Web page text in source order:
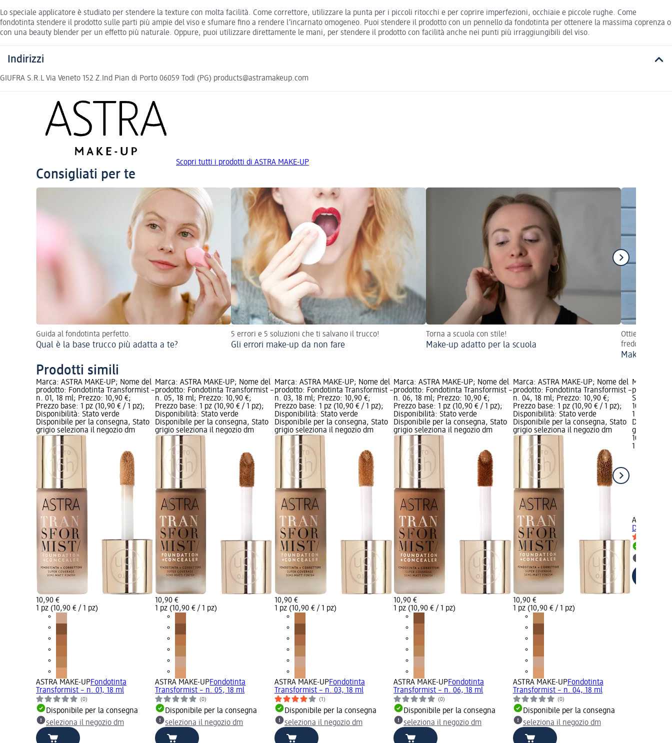
Lo speciale applicatore è studiato per stendere la texture con molta facilità. Come correttore, utilizzare la punta per i piccoli ritocchi e per coprire imperfezioni, occhiaie e piccole rughe. Come
fondotinta stendere il prodotto sulle parti più ampie del viso e sfumare fino a rendere l’incarnato omogeneo. Puoi stendere il prodotto con un pennello da fondotinta per ottenere la massima coprenza o
con una beauty blender per un effetto più naturale. Oppure, puoi utilizzare direttamente le mani, per stendere il prodotto con facilità anche nei punti più irraggiungibili del viso.
Indirizzi
GIUFRA S.R.L Via Veneto 152 Z.Ind Pian di Porto 06059 Todi (PG) products@astramakeup.com
Scopri tutti i prodotti di ASTRA MAKE-UP
Consigliati per te
Guida al fondotinta perfetto.
Qual è la base trucco più adatta a te?
5 errori e 5 soluzioni che ti salvano il trucco!
Gli errori make-up da non fare
Torna a scuola con stile!
Make-up adatto per la scuola
Ottieni un
fredde!
Make-up
Prodotti simili
Marca: ASTRA MAKE-UP; Nome del
prodotto: Fondotinta Transformist –
n. 01, 18 ml; Prezzo: 10,90 €;
Prezzo base: 1 pz (10,90 € / 1 pz);
Disponibilità: Stato verde
Disponibile per la consegna, Stato
grigio seleziona il negozio dm
10,90 €
1 pz (10,90 € / 1 pz)
ASTRA MAKE-UPFondotinta
Transformist – n. 01, 18 ml
(0)
Disponibile per la consegna
seleziona il negozio dm
Marca: ASTRA MAKE-UP; Nome del
prodotto: Fondotinta Transformist –
n. 05, 18 ml; Prezzo: 10,90 €;
Prezzo base: 1 pz (10,90 € / 1 pz);
Disponibilità: Stato verde
Disponibile per la consegna, Stato
grigio seleziona il negozio dm
10,90 €
1 pz (10,90 € / 1 pz)
ASTRA MAKE-UPFondotinta
Transformist – n. 05, 18 ml
(0)
Disponibile per la consegna
seleziona il negozio dm
Marca: ASTRA MAKE-UP; Nome del
prodotto: Fondotinta Transformist –
n. 03, 18 ml; Prezzo: 10,90 €;
Prezzo base: 1 pz (10,90 € / 1 pz);
Disponibilità: Stato verde
Disponibile per la consegna, Stato
grigio seleziona il negozio dm
10,90 €
1 pz (10,90 € / 1 pz)
ASTRA MAKE-UPFondotinta
Transformist – n. 03, 18 ml
(1)
Disponibile per la consegna
seleziona il negozio dm
Marca: ASTRA MAKE-UP; Nome del
prodotto: Fondotinta Transformist –
n. 06, 18 ml; Prezzo: 10,90 €;
Prezzo base: 1 pz (10,90 € / 1 pz);
Disponibilità: Stato verde
Disponibile per la consegna, Stato
grigio seleziona il negozio dm
10,90 €
1 pz (10,90 € / 1 pz)
ASTRA MAKE-UPFondotinta
Transformist – n. 06, 18 ml
(0)
Disponibile per la consegna
seleziona il negozio dm
Marca: ASTRA MAKE-UP; Nome del
prodotto: Fondotinta Transformist –
n. 04, 18 ml; Prezzo: 10,90 €;
Prezzo base: 1 pz (10,90 € / 1 pz);
Disponibilità: Stato verde
Disponibile per la consegna, Stato
grigio seleziona il negozio dm
10,90 €
1 pz (10,90 € / 1 pz)
ASTRA MAKE-UPFondotinta
Transformist – n. 04, 18 ml
(0)
Disponibile per la consegna
seleziona il negozio dm
Marca:
prodotto:
SKIN TINT
10,90 €;
1 pz);
Disponibile
grigio
10,90 €
1 pz (10,90
ASTRA
DROP